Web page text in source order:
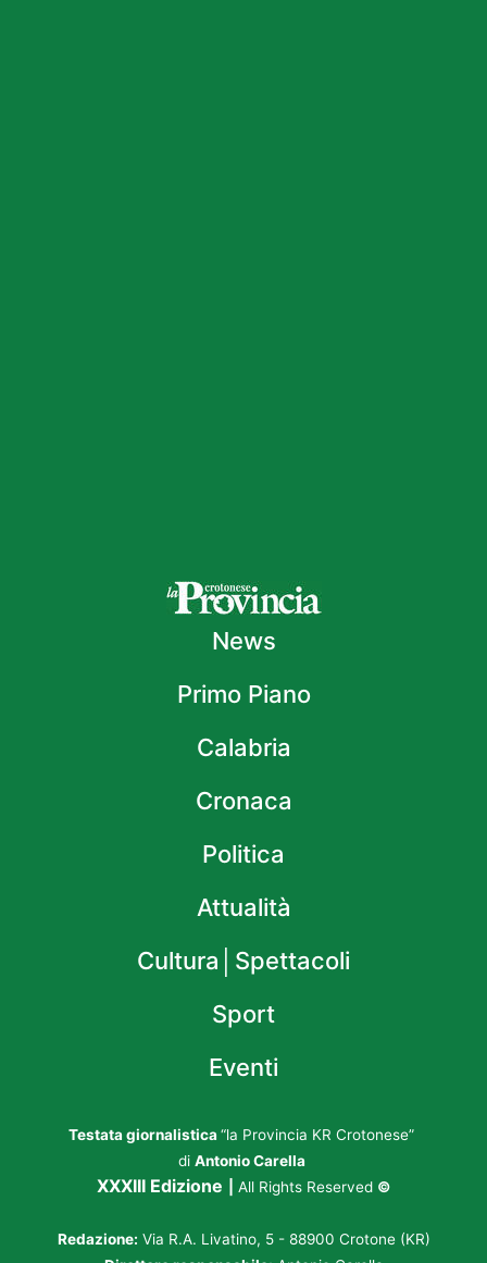
News
Primo Piano
Calabria
Cronaca
Politica
Attualità
Cultura│Spettacoli
Sport
Eventi
Testata giornalistica “la Provincia KR Crotonese”
di Antonio Carella
XXXIII Edizione All Rights Reserved ©
Redazione: Via R.A. Livatino, 5 - 88900 Crotone (KR)